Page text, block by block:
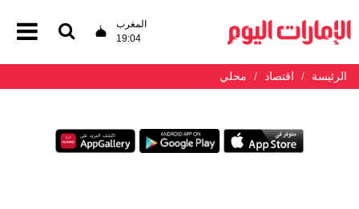
المغرب
19:04
الرئيسة اقتصاد محلي